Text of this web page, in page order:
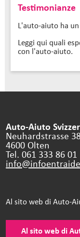
Testimonianze
L'auto-aiuto ha
Leggi qui quali
con l'auto-aiuto.
Auto-Aiuto
Neuhardstrasse
4600 Olten
Tel. 061 333 86 01
Al sito web di Auto-
Al sito web di